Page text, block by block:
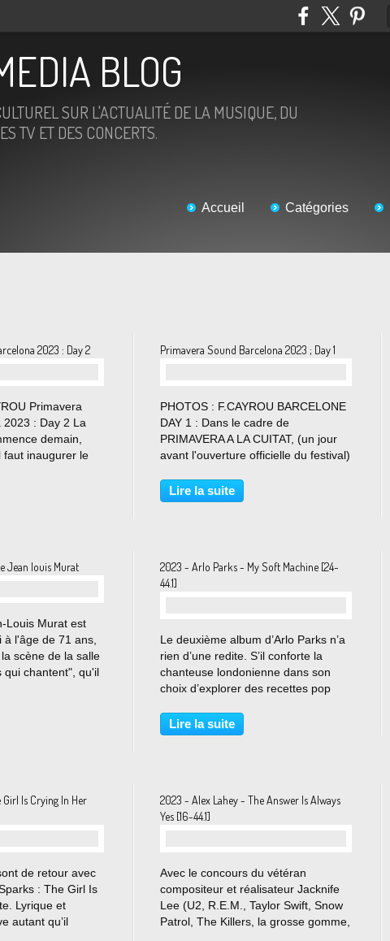
BLOG
SUR L'ACTUALITÉ DE LA MUSIQUE, DU
TV ET DES CONCERTS.
Accueil Catégories
2023 : Day 2
Primavera
2023 : Day 2 La
demain,
faut inaugurer le
4 concerts
habitants de
Primavera Sound Barcelona 2023 ; Day 1
PHOTOS : F.CAYROU BARCELONE
DAY 1 : Dans le cadre de
PRIMAVERA A LA CUITAT, (un jour
avant l'ouverture officielle du festival)
RAZZMATAZZ, plus grande boite de
Barcelone, pour 4 shows de "mise en
Lire la suite
Jean louis Murat
Louis Murat est
l'âge de 71 ans,
scène de la salle
qui chantent", qu'il
by Down
Le
2023 - Arlo Parks - My Soft Machine [24-
44.1]
Le deuxième album d’Arlo Parks n’a
rien d’une redite. S’il conforte la
chanteuse londonienne dans son
choix d’explorer des recettes pop
modernisant à sa manière, il diffère
de son prédécesseur, Collapsed In
Lire la suite
Is Crying In Her
de retour avec
: The Girl Is
Lyrique et
autant qu’il
2023 - Alex Lahey - The Answer Is Always
Yes [16-44.1]
Avec le concours du vétéran
compositeur et réalisateur Jacknife
Lee (U2, R.E.M., Taylor Swift, Snow
Patrol, The Killers, la grosse gomme,